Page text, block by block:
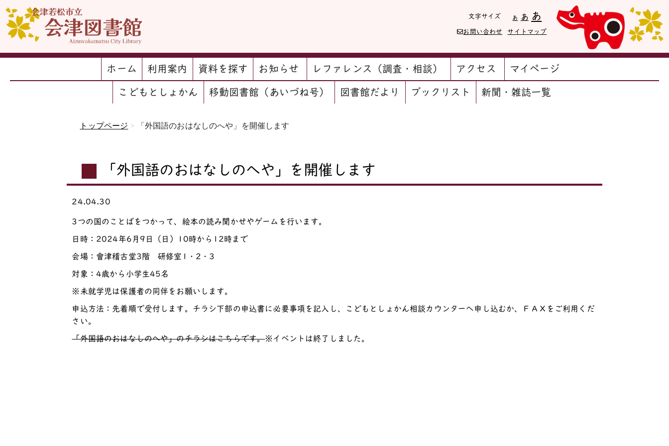
文字サイズ あ
Decrease
font
size.
あ Reset
あ Increase
font
お問い合わせ サイトマップ
ホーム 利用案内 資料を探す お知らせ レファレンス（調査・相談） アクセス マイページ
こどもとしょかん 移動図書館（あいづね号） 図書館だより ブックリスト 新聞・雑誌一覧
トップページ > 「外国語のおはなしのへや」を開催します
「外国語のおはなしのへや」を開催します
24.04.30
3つの国のことばをつかって、絵本の読み聞かせやゲームを行います。
日時：2024年6月9日（日）10時から12時まで
会場：會津稽古堂3階 研修室1・2・3
対象：4歳から小学生45名
※未就学児は保護者の同伴をお願いします。
申込方法：先着順で受付します。チラシ下部の申込書に必要事項を記入し、こどもとしょかん相談カウンターへ申し込むか、ＦＡＸをご利用くだ
さい。
「外国語のおはなしのへや」のチラシはこちらです。※イベントは終了しました。